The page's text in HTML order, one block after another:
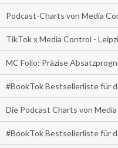
Podcast-Charts von Media
TikTok x Media Control -
MC Folio: Präzise
#BookTok Bestsellerliste für
Die Podcast Charts von
#BookTok Bestsellerliste für